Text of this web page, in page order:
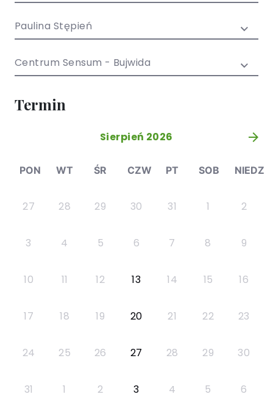
młodzieży
Paulina Stępień
Centrum Sensum - Bujwida
Termin
Sierpień 2026 »
PON WT ŚR CZW PT SOB NIEDZ
27 28 29 30 31 1 2
3 4 5 6 7 8 9
10 11 12 13 14 15 16
17 18 19 20 21 22 23
24 25 26 27 28 29 30
31 1 2 3 4 5 6